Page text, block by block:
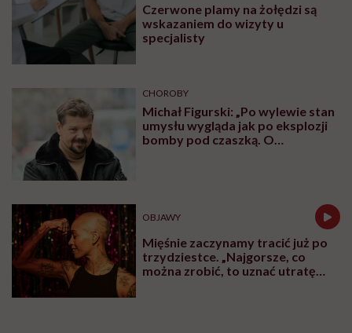
Czerwone plamy na żołędzi są
wskazaniem do wizyty u
specjalisty
CHOROBY
Michał Figurski: „Po wylewie stan
umysłu wygląda jak po eksplozji
bomby pod czaszką. O
OBJAWY
Mięśnie zaczynamy tracić już po
trzydziestce. „Najgorsze, co
można zrobić, to uznać utratę